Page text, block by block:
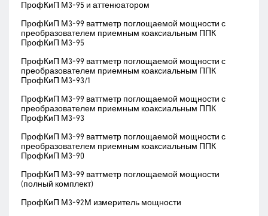
ПрофКиП М3-95 и аттенюатором
ПрофКиП М3-99 ваттметр поглощаемой мощности с
преобразователем приемным коаксиальным ППК
ПрофКиП М3-95
ПрофКиП М3-99 ваттметр поглощаемой мощности с
преобразователем приемным коаксиальным ППК
ПрофКиП М3-93/1
ПрофКиП М3-99 ваттметр поглощаемой мощности с
преобразователем приемным коаксиальным ППК
ПрофКиП М3-93
ПрофКиП М3-99 ваттметр поглощаемой мощности с
преобразователем приемным коаксиальным ППК
ПрофКиП М3-90
ПрофКиП М3-99 ваттметр поглощаемой мощности
(полный комплект)
ПрофКиП М3-92М измеритель мощности